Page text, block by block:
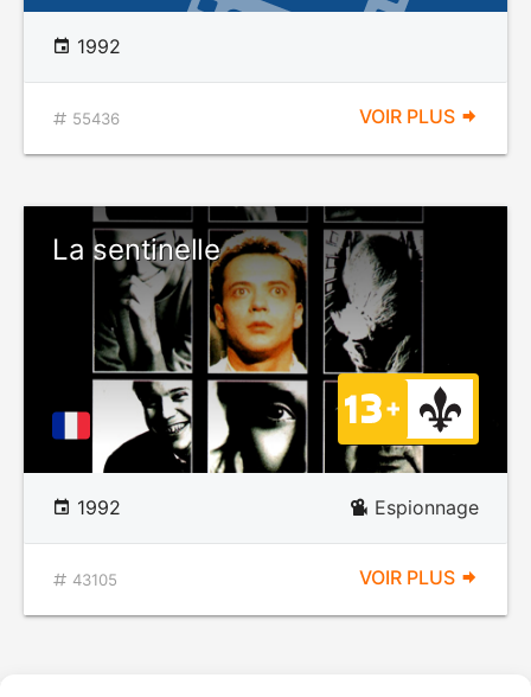
1992
55436 VOIR PLUS
La sentinelle
1992 Espionnage
43105 VOIR PLUS